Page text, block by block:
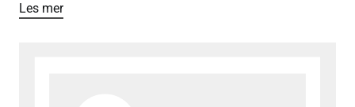
Les mer